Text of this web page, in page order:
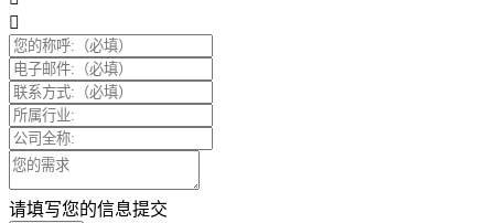
请填写您的信息提交